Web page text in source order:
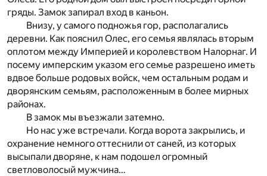
гряды. Замок запирал вход в каньон.
Внизу, у самого подножья гор, располагались
деревни. Как пояснил Олес, его семья являлась вторым
оплотом между Империей и королевством Налорнаг. И
посему имперским указом его семье разрешено иметь
вдвое больше родовых войск, чем остальным родам и
дворянским семьям, расположенным в более мирных
районах.
В замок мы въезжали затемно.
Но нас уже встречали. Когда ворота закрылись, и
охранение немного оттеснили от саней, из которых
высыпали дворяне, к нам подошел огромный
светловолосый мужчина…